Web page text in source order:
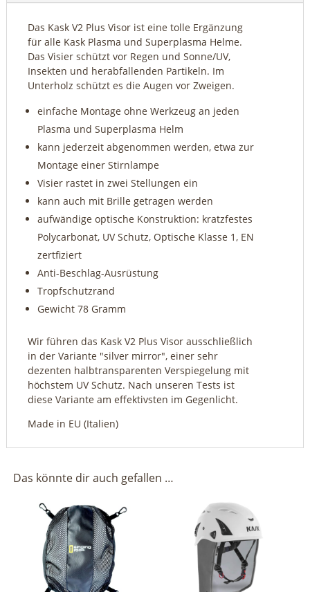
Das Kask V2 Plus Visor ist eine tolle Ergänzung
für alle Kask Plasma und Superplasma Helme.
Das Visier schützt vor Regen und Sonne/UV,
Insekten und herabfallenden Partikeln. Im
Unterholz schützt es die Augen vor Zweigen.
einfache Montage ohne Werkzeug an jeden
Plasma und Superplasma Helm
kann jederzeit abgenommen werden, etwa zur
Montage einer Stirnlampe
Visier rastet in zwei Stellungen ein
kann auch mit Brille getragen werden
aufwändige optische Konstruktion: kratzfestes
Polycarbonat, UV Schutz, Optische Klasse 1, EN
zertfiziert
Anti-Beschlag-Ausrüstung
Tropfschutzrand
Gewicht 78 Gramm
Wir führen das Kask V2 Plus Visor ausschließlich
in der Variante "silver mirror", einer sehr
dezenten halbtransparenten Verspiegelung mit
höchstem UV Schutz. Nach unseren Tests ist
diese Variante am effektivsten im Gegenlicht.
Made in EU (Italien)
Das könnte dir auch gefallen …